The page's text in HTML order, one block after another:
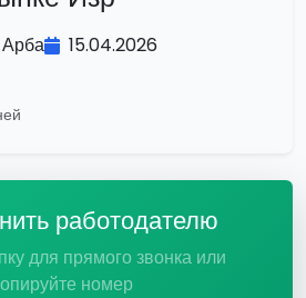
Арба
15.04.2026
работодателю
для прямого звонка или
номер